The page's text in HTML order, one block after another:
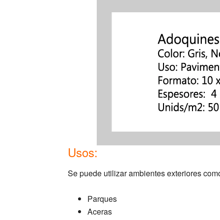
Usos:
Se puede utilizar ambientes exteriores
Parques
Aceras